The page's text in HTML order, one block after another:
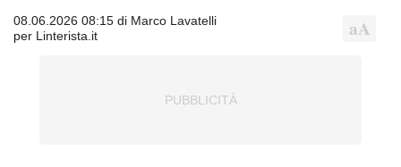
08.06.2026 08:15 di Marco Lavatelli
per Linterista.it